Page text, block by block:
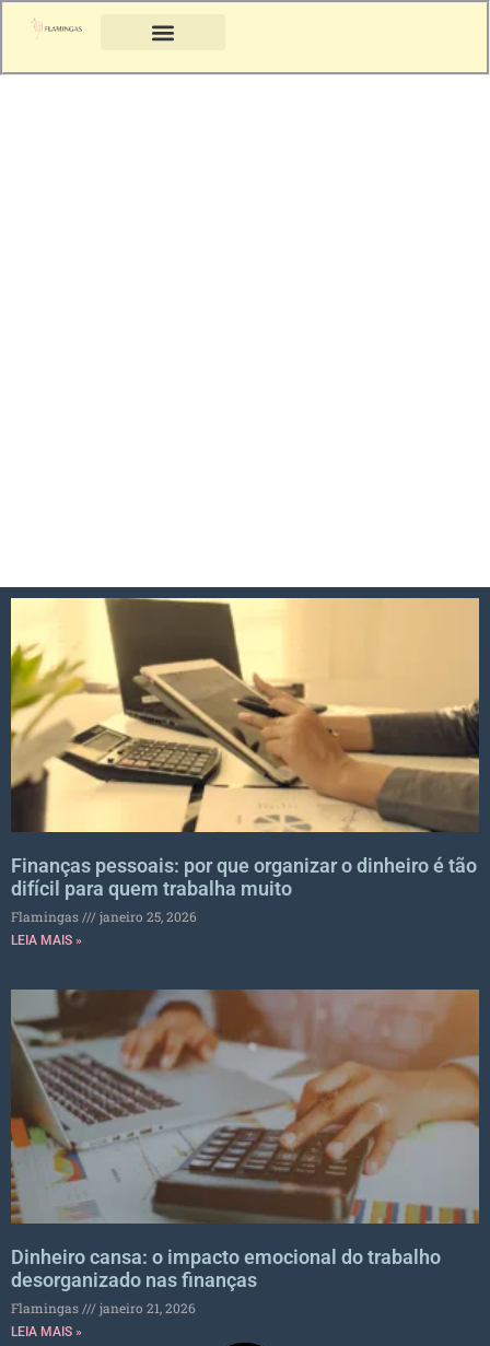
Finanças pessoais: por que organizar o dinheiro é tão
difícil para quem trabalha muito
Flamingas janeiro 25, 2026
LEIA MAIS »
Dinheiro cansa: o impacto emocional do trabalho
desorganizado nas finanças
Flamingas janeiro 21, 2026
LEIA MAIS »